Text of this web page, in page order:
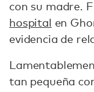
con su madre.
hospital en
evidencia de
tan pequeña